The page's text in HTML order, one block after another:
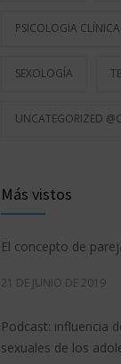
PSICOLOGIA CLÍNICA
SEXOLOGÍA
UNCATEGORIZED
Más vistos
El concepto de
21 DE JUNIO DE 2019
Podcast: influencia
sexuales de los